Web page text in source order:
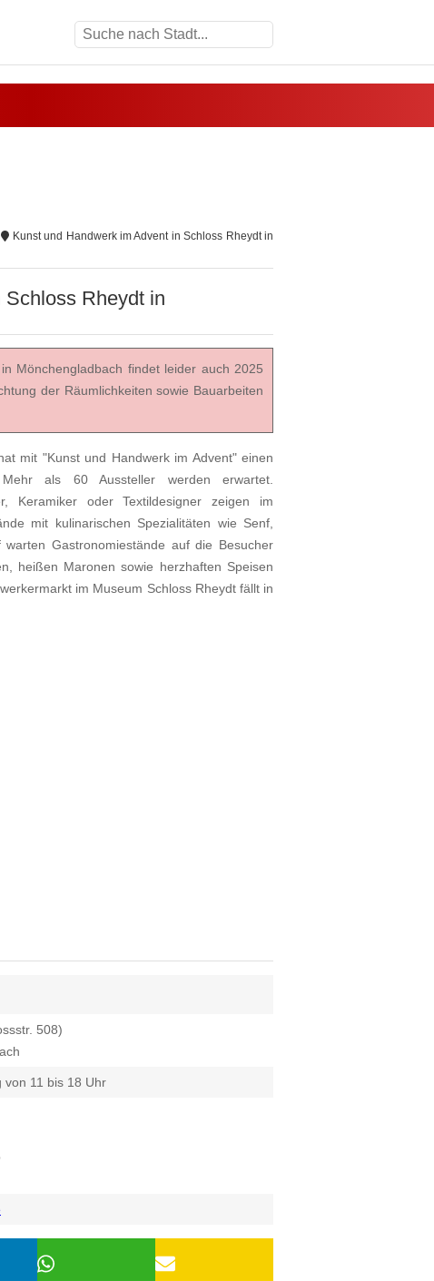
Kunst und Handwerk im Advent in Schloss Rheydt in
Rheydt in
Mönchengladbach findet leider auch 2025
der Räumlichkeiten sowie Bauarbeiten
mit "Kunst und Handwerk im Advent" einen
als 60 Aussteller werden erwartet.
Keramiker oder Textildesigner zeigen im
mit kulinarischen Spezialitäten wie Senf,
Gastronomiestände auf die Besucher
heißen Maronen sowie herzhaften Speisen
im Museum Schloss Rheydt fällt in
508)
von 11 bis 18 Uhr